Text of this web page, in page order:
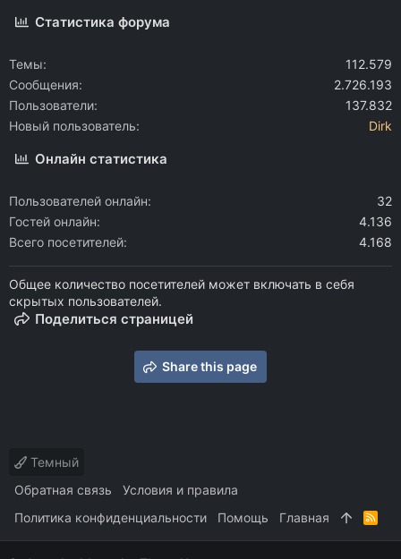
Статистика форума
Темы
112.579
Сообщения
2.726.193
Пользователи
137.832
Новый пользователь
Dirk
Онлайн статистика
Пользователей онлайн
32
Гостей онлайн
4.136
Всего посетителей
4.168
Общее количество посетителей может включать в себя
скрытых пользователей.
Поделиться страницей
Share this page
Темный
Обратная связь
Условия и правила
Политика конфиденциальности
Помощь Главная
R
S